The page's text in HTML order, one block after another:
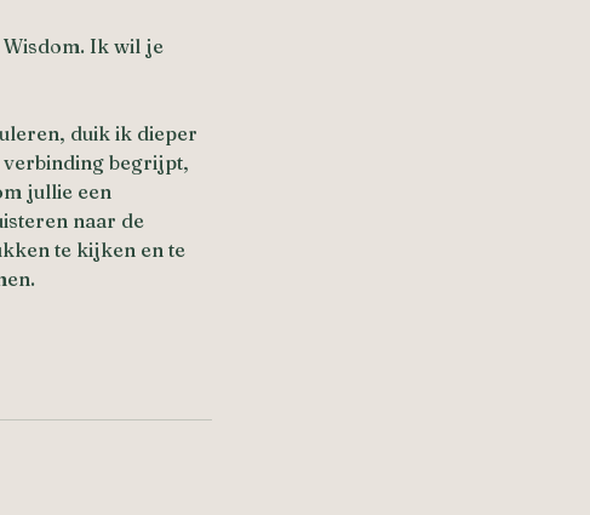
Ik wil je
duik ik dieper
verbinding begrijpt,
jullie een
naar de
te kijken en te